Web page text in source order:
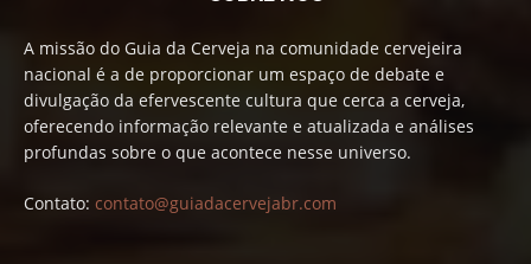
A missão do Guia da Cerveja na comunidade cervejeira
nacional é a de proporcionar um espaço de debate e
divulgação da efervescente cultura que cerca a cerveja,
oferecendo informação relevante e atualizada e análises
profundas sobre o que acontece nesse universo.
Contato: contato@guiadacervejabr.com